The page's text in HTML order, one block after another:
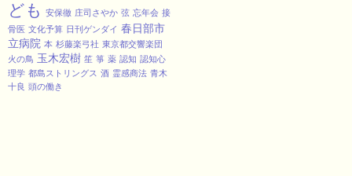
ども
安保徹 庄司さやか 弦 忘年会 接
骨医 文化予算 日刊ゲンダイ 春日部市
立病院 本 杉藤楽弓社 東京都交響楽団
火の鳥 玉木宏樹 笙 箏 薬 認知 認知心
理学 都島ストリングス 酒 霊感商法 青木
十良 頭の働き